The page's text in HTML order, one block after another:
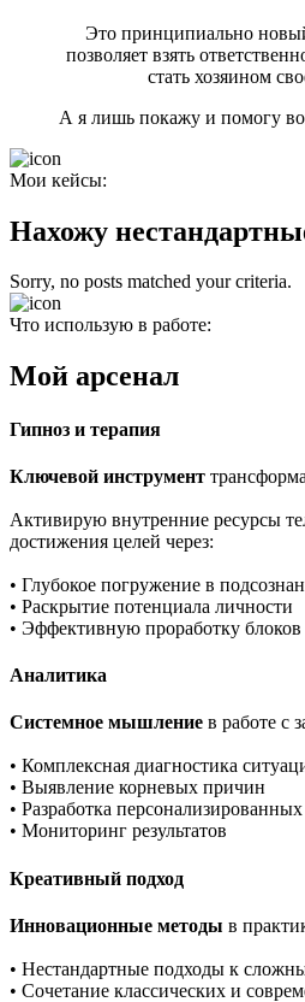
Это принципиально
позволяет взять
стать хозяином
А я лишь покажу и помогу
Мои кейсы:
Нахожу
Sorry, no posts matched your criteria.
Что использую в работе:
Мой арсенал
Гипноз и терапия
Ключевой инструмент
Активирую внутренние ресурсы
достижения целей через:
• Глубокое погружение в
• Раскрытие потенциала личности
• Эффективную проработку блоков
Аналитика
Системное мышление в работе с
• Комплексная диагностика
• Выявление корневых причин
• Разработка персонализированных
• Мониторинг результатов
Креативный подход
Инновационные методы в
• Нестандартные подходы к
• Сочетание классических и